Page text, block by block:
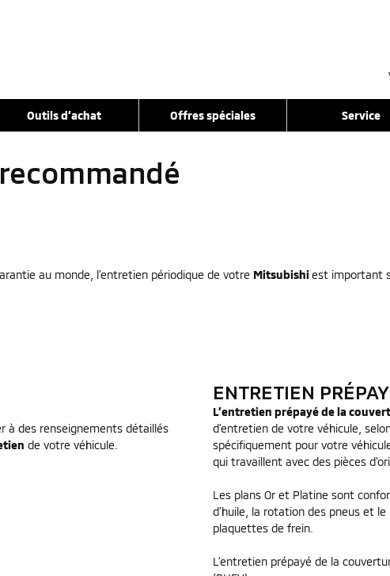
Outils d’achat Offres spéciales Service
au monde, l’entretien périodique de votre Mitsubishiest important
à des renseignements détaillés
de votre véhicule.
ENTRETIEN
L’entretien prépayé de la
d’entretien de votre véhicule,
spécifiquement pour votre
qui travaillent avec des pièces
Les plans Or et Platine sont
d’huile, la rotation des pneus et
plaquettes de frein.
L’entretien prépayé de la